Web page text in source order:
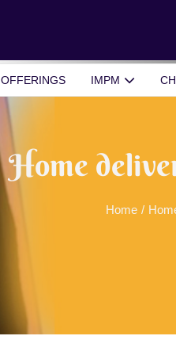
OFFERINGS IMPM
Home
Home /